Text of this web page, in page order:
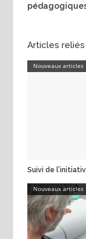
Articles reliés
Nouveaux articles
Suivi de
Nouveaux articles